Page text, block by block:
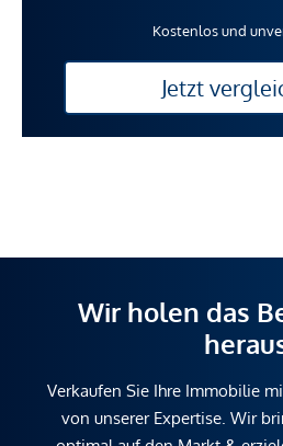
Kostenlos und
Jetzt
Wir holen das
Verkaufen Sie Ihre Immobilie
von unserer Expertise. Wir